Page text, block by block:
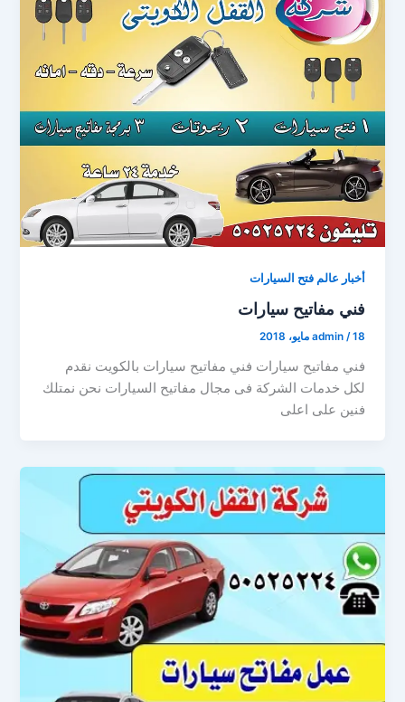
أخبار عالم فتح السيارات
فني مفاتيح سيارات
admin /18 مايو، 2018
فني مفاتيح سيارات فني مفاتيح سيارات بالكويت نقدم
لكل خدمات الشركة فى مجال مفاتيح السيارات نحن نمتلك
فنين على اعلى